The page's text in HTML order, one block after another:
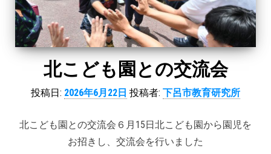
北こども園との交流会
投稿日: 2026年6月22日 投稿者: 下呂市教育研究所
北こども園との交流会６月15日北こども園から園児を
お招きし、交流会を行いました